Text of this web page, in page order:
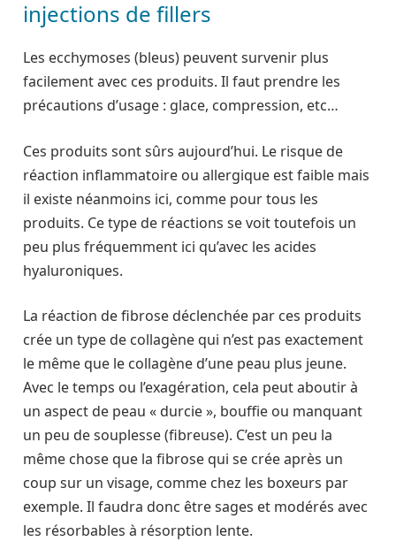
injections de fillers
Les ecchymoses (bleus) peuvent survenir plus
facilement avec ces produits. Il faut prendre les
précautions d’usage : glace, compression, etc…
Ces produits sont sûrs aujourd’hui. Le risque de
réaction inflammatoire ou allergique est faible mais
il existe néanmoins ici, comme pour tous les
produits. Ce type de réactions se voit toutefois un
peu plus fréquemment ici qu’avec les acides
hyaluroniques.
La réaction de fibrose déclenchée par ces produits
crée un type de collagène qui n’est pas exactement
le même que le collagène d’une peau plus jeune.
Avec le temps ou l’exagération, cela peut aboutir à
un aspect de peau « durcie », bouffie ou manquant
un peu de souplesse (fibreuse). C’est un peu la
même chose que la fibrose qui se crée après un
coup sur un visage, comme chez les boxeurs par
exemple. Il faudra donc être sages et modérés avec
les résorbables à résorption lente.